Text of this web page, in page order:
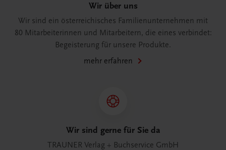
Wir über uns
Wir sind ein österreichisches Familienunternehmen mit
80 Mitarbeiterinnen und Mitarbeitern, die eines verbindet:
Begeisterung für unsere Produkte.
mehr erfahren
Wir sind gerne für Sie da
TRAUNER Verlag + Buchservice GmbH